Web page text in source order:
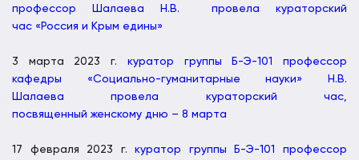
профессор Шалаева Н.В. провела кураторский
час «Россия и Крым едины»
3 марта 2023 г. куратор группы Б-Э-101 профессор
кафедры «Социально-гуманитарные науки» Н.В.
Шалаева провела кураторский час,
посвященный женскому дню – 8 марта
17 февраля 2023 г.куратор группы Б-Э-101 профессор